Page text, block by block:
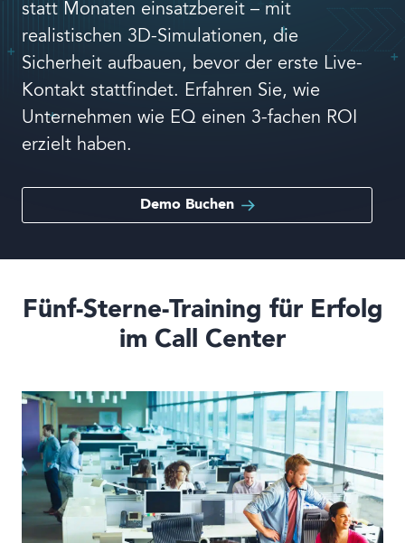
statt Monaten einsatzbereit – mit
realistischen 3D-Simulationen, die
Sicherheit aufbauen, bevor der erste Live-
Kontakt stattfindet. Erfahren Sie, wie
Unternehmen wie EQ einen 3-fachen ROI
erzielt haben.
Demo Buchen
Fünf-Sterne-Training für Erfolg
im Call Center